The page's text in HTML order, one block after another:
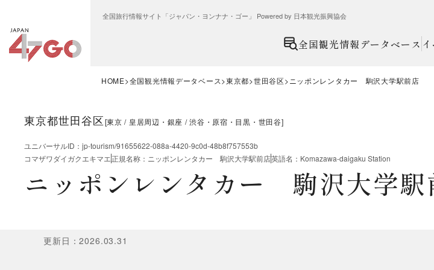
全国旅行情報サイト「ジャパン・ヨンナナ・ゴー」 Powered by 日本観光振興協会
全国観光情報データベース
HOME 全国観光情報データベース 東京都 世田谷区 ニッポンレンタカー 駒沢大学駅前店
東京都世田谷区[東京 皇居周辺・銀座 渋谷・原宿・目黒・世田谷]
ユニバーサルID ： jp-tourism/91655622-088a-4420-9c0d-48b8f757553b
コマザワダイガクエキマエ正規名称 ： ニッポンレンタカー 駒沢大学駅前店英語名 ： Komazawa-daigaku Station
ニッポンレンタカー 駒沢大学駅
更新日 ：2026.03.31